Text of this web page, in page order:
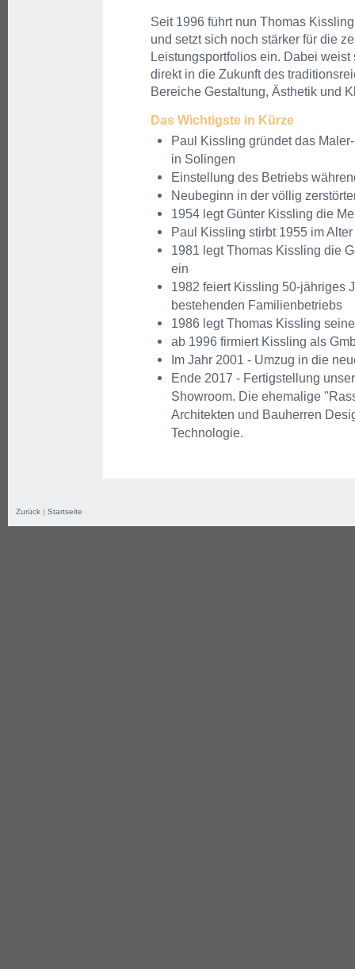
Seit 1996 führt nun Thomas
und setzt sich noch stärker für die
Leistungsportfolios ein. Dabei weist
direkt in die Zukunft des
Bereiche Gestaltung, Ästhetik und
Das Wichtigste in Kürze
Paul Kissling gründet das
in Solingen
Einstellung des Betriebs
Neubeginn in der völlig
1954 legt Günter Kissling die
Paul Kissling stirbt 1955 im
1981 legt Thomas Kissling die
ein
1982 feiert Kissling 50-jähriges
bestehenden Familienbetriebs
1986 legt Thomas Kissling
ab 1996 firmiert Kissling als
Im Jahr 2001 - Umzug in die
Ende 2017 - Fertigstellung
Showroom. Die ehemalige
Architekten und Bauherren
Technologie.
Zurück | Startseite